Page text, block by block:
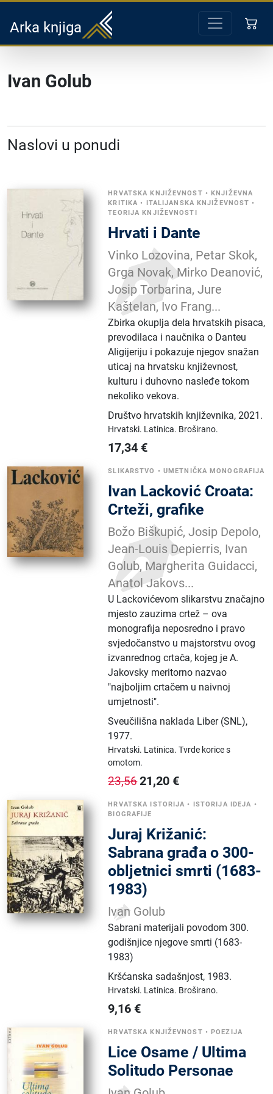
Arka knjiga
Ivan Golub
Naslovi u ponudi
HRVATSKA KNJIŽEVNOST •KNJIŽEVNA
KRITIKA • ITALIJANSKA KNJIŽEVNOST •
TEORIJA KNJIŽEVNOSTI
Hrvati i Dante
Vinko Lozovina, Petar Skok,
Grga Novak, Mirko Deanović,
Josip Torbarina, Jure
Kaštelan, Ivo Frang...
Zbirka okuplja dela hrvatskih pisaca,
prevodilaca i naučnika o Danteu
Aligijeriju i pokazuje njegov snažan
uticaj na hrvatsku književnost,
kulturu i duhovno nasleđe tokom
nekoliko vekova.
Društvo hrvatskih književnika,2021.
Hrvatski. Latinica. Broširano.
17,34 €
SLIKARSTVO • UMETNIČKA MONOGRAFIJA
Ivan Lacković Croata:
Crteži, grafike
Božo Biškupić, Josip Depolo,
Jean-Louis Depierris, Ivan
Golub, Margherita Guidacci,
Anatol Jakovs...
U Lackovićevom slikarstvu značajno
mjesto zauzima crtež – ova
monografija neposredno i pravo
svjedočanstvo u majstorstvu ovog
izvanrednog crtača, kojeg je A.
Jakovsky meritorno nazvao
"najboljim crtačem u naivnoj
umjetnosti".
Sveučilišna naklada Liber (SNL),
1977.
Hrvatski. Latinica.Tvrde korice s
omotom.
23,5621,20 €
HRVATSKA ISTORIJA • ISTORIJA IDEJA •
BIOGRAFIJE
Juraj Križanić:
Sabrana građa o 300-
obljetnici smrti (1683-
1983)
Ivan Golub
Sabrani materijali povodom 300.
godišnjice njegove smrti (1683-
1983)
Kršćanska sadašnjost, 1983.
Hrvatski. Latinica. Broširano.
9,16 €
HRVATSKA KNJIŽEVNOST •POEZIJA
Lice Osame / Ultima
Solitudo Personae